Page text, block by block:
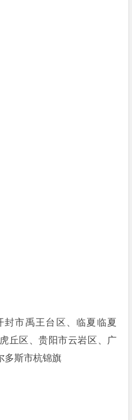
市禹王台区、临夏临夏
丘区、贵阳市云岩区、广
多斯市杭锦旗